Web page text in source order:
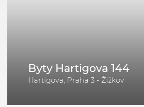
Byty Hartigova 144
Hartigova, Praha 3 - Žižkov